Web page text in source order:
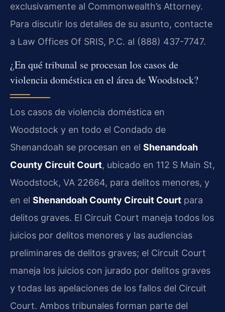
exclusivamente al Commonwealth’s Attorney.
Para discutir los detalles de su asunto, contacte
a Law Offices Of SRIS, P.C. al (888) 437-7747.
¿En qué tribunal se procesan los casos de
violencia doméstica en el área de Woodstock?
Los casos de violencia doméstica en
Woodstock y en todo el Condado de
Shenandoah se procesan en el Shenandoah
County Circuit Court, ubicado en 112 S Main St,
Woodstock, VA 22664, para delitos menores, y
en el Shenandoah County Circuit Court para
delitos graves. El Circuit Court maneja todos los
juicios por delitos menores y las audiencias
preliminares de delitos graves; el Circuit Court
maneja los juicios con jurado por delitos graves
y todas las apelaciones de los fallos del Circuit
Court. Ambos tribunales forman parte del